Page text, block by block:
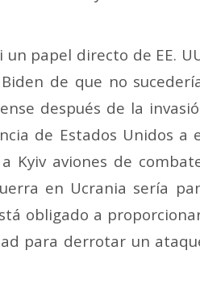
papel directo de EE.
de que no
después de la
de Estados Unidos a
aviones de
en Ucrania sería
obligado a
para derrotar un